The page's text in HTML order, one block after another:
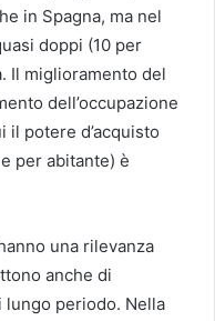
in Spagna, ma nel
doppi (10 per
Il miglioramento del
dell’occupazione
il potere d’acquisto
per abitante) è
una rilevanza
anche di
periodo. Nella